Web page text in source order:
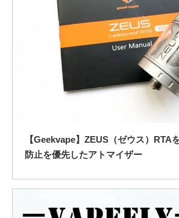
【Geekvape】ZEUS（ゼウス）RTA
防止を優先したアトマイザー